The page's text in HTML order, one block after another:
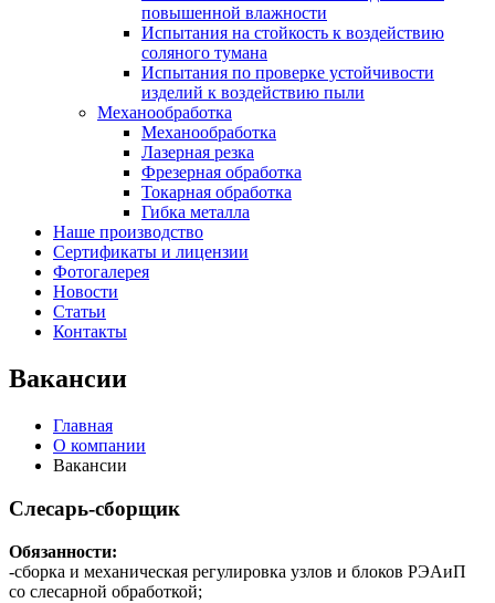
повышенной влажности
Испытания на стойкость к воздействию
соляного тумана
Испытания по проверке устойчивости
изделий к воздействию пыли
Механообработка
Механообработка
Лазерная резка
Фрезерная обработка
Токарная обработка
Гибка металла
Наше производство
Сертификаты и лицензии
Фотогалерея
Новости
Статьи
Контакты
Вакансии
Главная
О компании
Вакансии
Слесарь-сборщик
Обязанности:
-сборка и механическая регулировка узлов и блоков РЭАиП
со слесарной обработкой;